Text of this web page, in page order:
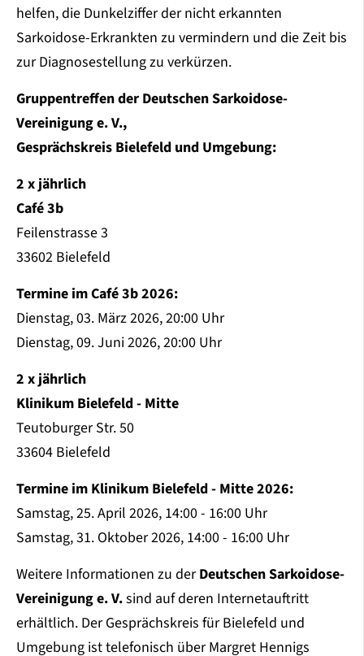
helfen, die Dunkelziffer der nicht erkannten
Sarkoidose-Erkrankten zu vermindern und die Zeit bis
zur Diagnosestellung zu verkürzen.
Gruppentreffen der Deutschen Sarkoidose-
Vereinigung e. V.,
Gesprächskreis Bielefeld und Umgebung:
2 x jährlich
Café 3b
Feilenstrasse 3
33602 Bielefeld
Termine im Café 3b 2026:
Dienstag, 03. März 2026, 20:00 Uhr
Dienstag, 09. Juni 2026, 20:00 Uhr
2 x jährlich
Klinikum Bielefeld - Mitte
Teutoburger Str. 50
33604 Bielefeld
Termine im Klinikum Bielefeld - Mitte 2026:
Samstag, 25. April 2026, 14:00 - 16:00 Uhr
Samstag, 31. Oktober 2026, 14:00 - 16:00 Uhr
Weitere Informationen zu derDeutschen Sarkoidose-
Vereinigung e. V.sind auf deren Internetauftritt
erhältlich. Der Gesprächskreis für Bielefeld und
Umgebung ist telefonisch über Margret Hennigs